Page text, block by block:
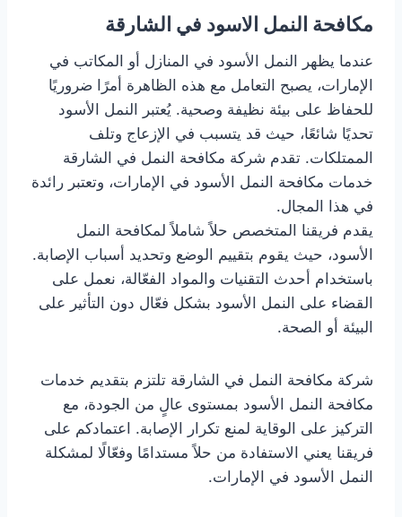
مكافحة النمل الاسود في الشارقة
عندما يظهر النمل الأسود في المنازل أو المكاتب في
الإمارات، يصبح التعامل مع هذه الظاهرة أمرًا ضروريًا
للحفاظ على بيئة نظيفة وصحية. يُعتبر النمل الأسود
تحديًا شائعًا، حيث قد يتسبب في الإزعاج وتلف
الممتلكات. تقدم شركة مكافحة النمل في الشارقة
خدمات مكافحة النمل الأسود في الإمارات، وتعتبر رائدة
في هذا المجال.
يقدم فريقنا المتخصص حلاً شاملاً لمكافحة النمل
الأسود، حيث يقوم بتقييم الوضع وتحديد أسباب الإصابة.
باستخدام أحدث التقنيات والمواد الفعّالة، نعمل على
القضاء على النمل الأسود بشكل فعّال دون التأثير على
البيئة أو الصحة.
شركة مكافحة النمل في الشارقة تلتزم بتقديم خدمات
مكافحة النمل الأسود بمستوى عالٍ من الجودة، مع
التركيز على الوقاية لمنع تكرار الإصابة. اعتمادكم على
فريقنا يعني الاستفادة من حلاً مستدامًا وفعّالًا لمشكلة
النمل الأسود في الإمارات.